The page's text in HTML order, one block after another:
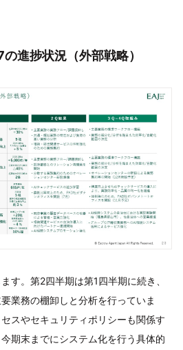
進捗状況（外部戦略）
す。第2四半期は第1四半期に続き、
業務の棚卸しと分析を行っていま
スやセキュリティポリシーも関係す
期末までにシステム化を行う具体的